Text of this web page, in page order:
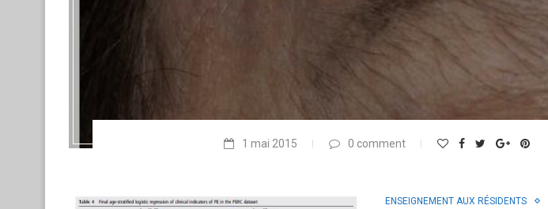
1 mai 2015 0 comment
ENSEIGNEMENT AUX RÉSIDENTS